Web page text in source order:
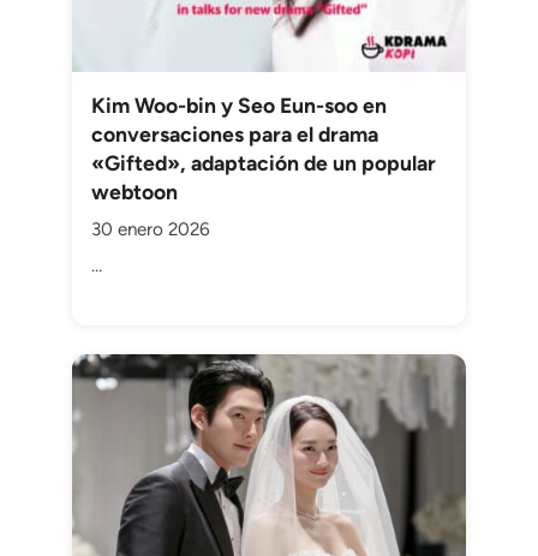
Kim Woo-bin y Seo Eun-soo en
conversaciones para el drama
«Gifted», adaptación de un popular
webtoon
30 enero 2026
...